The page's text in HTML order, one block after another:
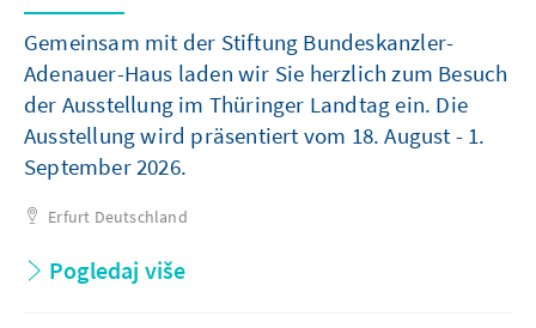
Gemeinsam mit der Stiftung Bundeskanzler-
Adenauer-Haus laden wir Sie herzlich zum Besuch
der Ausstellung im Thüringer Landtag ein. Die
Ausstellung wird präsentiert vom 18. August - 1.
September 2026.
Erfurt Deutschland
Pogledaj više